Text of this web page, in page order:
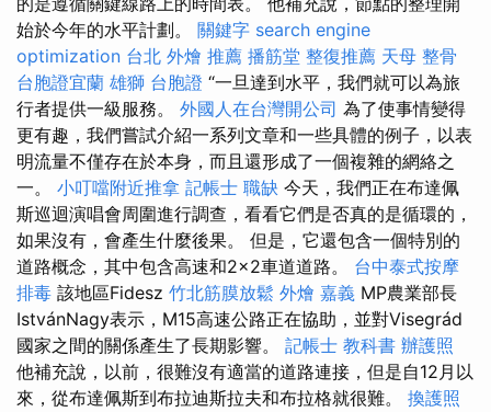
始於今年的水平計劃。 關鍵字 search engine
optimization 台北 外燴 推薦 播筋堂 整復推薦 天母 整骨
台胞證宜蘭 雄獅 台胞證 “一旦達到水平，我們就可以為旅
行者提供一級服務。 外國人在台灣開公司 為了使事情變得
更有趣，我們嘗試介紹一系列文章和一些具體的例子，以表
明流量不僅存在於本身，而且還形成了一個複雜的網絡之
一。 小叮噹附近推拿 記帳士 職缺 今天，我們正在布達佩
斯巡迴演唱會周圍進行調查，看看它們是否真的是循環的，
如果沒有，會產生什麼後果。 但是，它還包含一個特別的
道路概念，其中包含高速和2×2車道道路。 台中泰式按摩
排毒 該地區Fidesz 竹北筋膜放鬆 外燴 嘉義 MP農業部長
IstvánNagy表示，M15高速公路正在協助，並對Visegrád
國家之間的關係產生了長期影響。 記帳士 教科書 辦護照
他補充說，以前，很難沒有適當的道路連接，但是自12月以
來，從布達佩斯到布拉迪斯拉夫和布拉格就很難。 換護照